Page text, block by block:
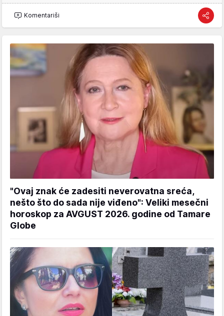
Komentariši
"Ovaj znak će zadesiti neverovatna sreća,
nešto što do sada nije viđeno": Veliki mesečni
horoskop za AVGUST 2026. godine od Tamare
Globe